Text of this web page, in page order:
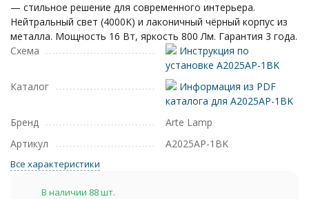
— стильное решение для современного интерьера.
Нейтральный свет (4000K) и лаконичный чёрный корпус из
металла. Мощность 16 Вт, яркость 800 Лм. Гарантия 3 года.
Схема
Инструкция по
установке A2025AP-1BK
Каталог
Информация из PDF
каталога для A2025AP-1BK
Бренд
Arte Lamp
Артикул
A2025AP-1BK
Все характеристики
В наличии 88 шт.